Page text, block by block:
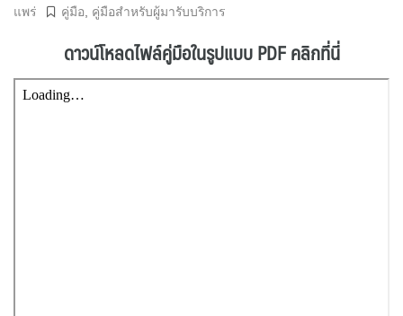
แพร่
คู่มือ คู่มือสำหรับผู้มารับบริการ
ดาวน์โหลดไฟล์คู่มือในรูปแบบ PDF คลิกที่นี่